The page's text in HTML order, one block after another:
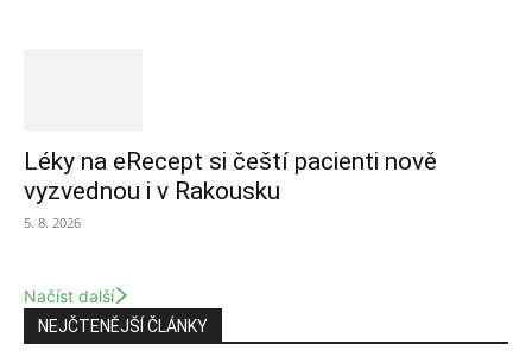
Léky na eRecept si čeští pacienti nově
vyzvednou i v Rakousku
5. 8. 2026
Načíst další
NEJČTENĚJŠÍ ČLÁNKY